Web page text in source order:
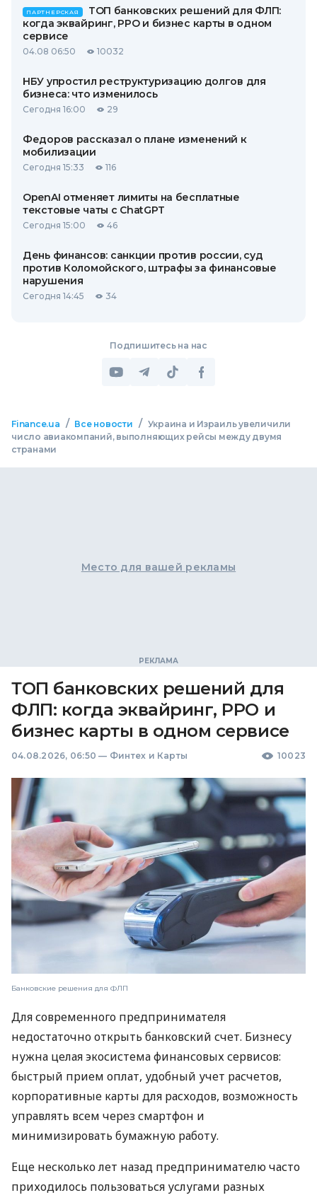
ПАРТНЕРСКАЯ
ТОП банковских решений для ФЛП:
когда эквайринг, РРО и бизнес карты в одном
сервисе
04.08 06:50 10032
НБУ упростил реструктуризацию долгов для
бизнеса: что изменилось
Сегодня 16:00 29
Федоров рассказал о плане изменений к
мобилизации
Сегодня 15:33 116
OpenAI отменяет лимиты на бесплатные
текстовые чаты с ChatGPT
Сегодня 15:00 46
День финансов: санкции против россии, суд
против Коломойского, штрафы за финансовые
нарушения
Сегодня 14:45 34
Подпишитесь на нас
Finance.ua / Все новости / Украина и Израиль увеличили
число авиакомпаний, выполняющих рейсы между двумя
странами
Место для вашей рекламы
ТОП банковских решений для
ФЛП: когда эквайринг, РРО и
бизнес карты в одном сервисе
04.08.2026, 06:50 — Финтех и Карты 10023
Банковские решения для ФЛП
Для современного предпринимателя
недостаточно открыть банковский счет. Бизнесу
нужна целая экосистема финансовых сервисов:
быстрый прием оплат, удобный учет расчетов,
корпоративные карты для расходов, возможность
управлять всем через смартфон и
минимизировать бумажную работу.
Еще несколько лет назад предпринимателю часто
приходилось пользоваться услугами разных